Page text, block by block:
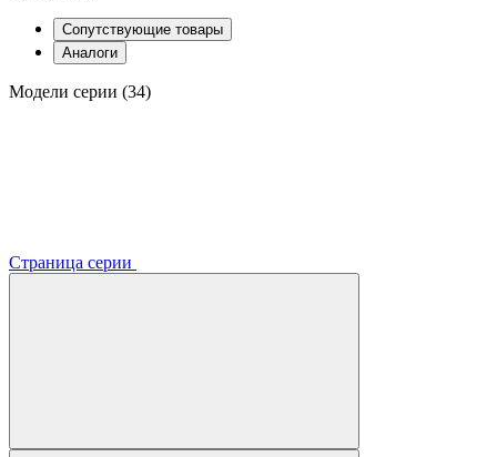
Сопутствующие товары
Аналоги
Модели серии (34)
Страница серии